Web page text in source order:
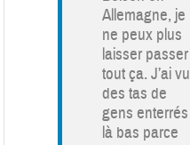
Allemagne, je
ne peux plus
laisser passer
tout ça. J’ai vu
des tas de
gens enterrés
là bas parce